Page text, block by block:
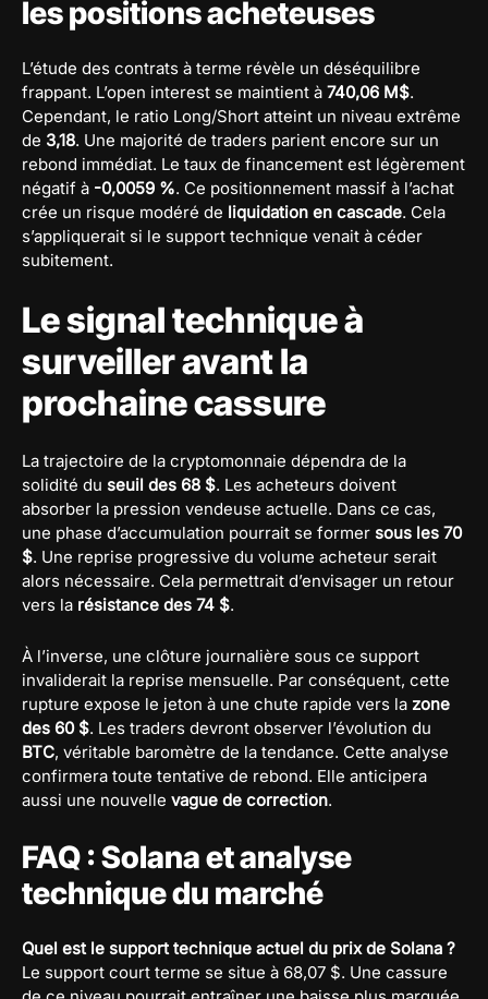
les positions acheteuses
L’étude des contrats à terme révèle un déséquilibre
frappant. L’open interest se maintient à 740,06 M$.
Cependant, le ratio Long/Short atteint un niveau extrême
de 3,18. Une majorité de traders parient encore sur un
rebond immédiat. Le taux de financement est légèrement
négatif à -0,0059 %. Ce positionnement massif à l’achat
crée un risque modéré de liquidation en cascade. Cela
s’appliquerait si le support technique venait à céder
subitement.
Le signal technique à
surveiller avant la
prochaine cassure
La trajectoire de la cryptomonnaie dépendra de la
solidité du seuil des 68 $. Les acheteurs doivent
absorber la pression vendeuse actuelle. Dans ce cas,
une phase d’accumulation pourrait se former sous les 70
$. Une reprise progressive du volume acheteur serait
alors nécessaire. Cela permettrait d’envisager un retour
vers la résistance des 74 $.
À l’inverse, une clôture journalière sous ce support
invaliderait la reprise mensuelle. Par conséquent, cette
rupture expose le jeton à une chute rapide vers la zone
des 60 $. Les traders devront observer l’évolution du
BTC, véritable baromètre de la tendance. Cette analyse
confirmera toute tentative de rebond. Elle anticipera
aussi une nouvelle vague de correction.
FAQ : Solana et analyse
technique du marché
Quel est le support technique actuel du prix de Solana ?
Le support court terme se situe à 68,07 $. Une cassure